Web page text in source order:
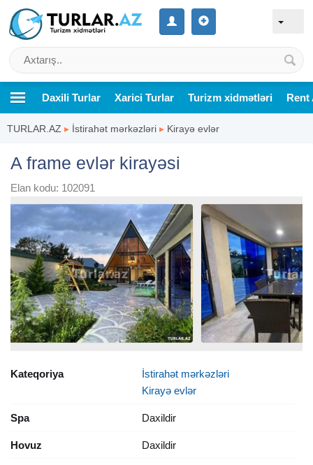
Daxili Turlar Xarici Turlar Turizm xidmətləri Rent
TURLAR.AZ ▸ İstirahət mərkəzləri ▸ Kirayə evlər
A frame evlər kirayəsi
Elan kodu: 102091
Kateqoriya
İstirahət mərkəzləri
Kirayə evlər
Spa Daxildir
Hovuz Daxildir